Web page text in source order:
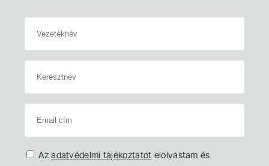
Azadatvédelmi tájékoztatót elolvastam és